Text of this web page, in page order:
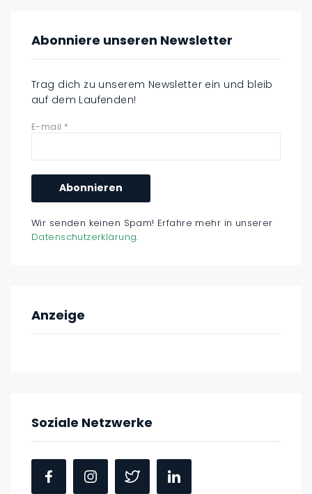
Abonniere unseren Newsletter
Trag dich zu unserem Newsletter ein und bleib
auf dem Laufenden!
E-mail *
Wir senden keinen Spam! Erfahre mehr in unserer
Datenschutzerklärung.
Anzeige
Soziale Netzwerke